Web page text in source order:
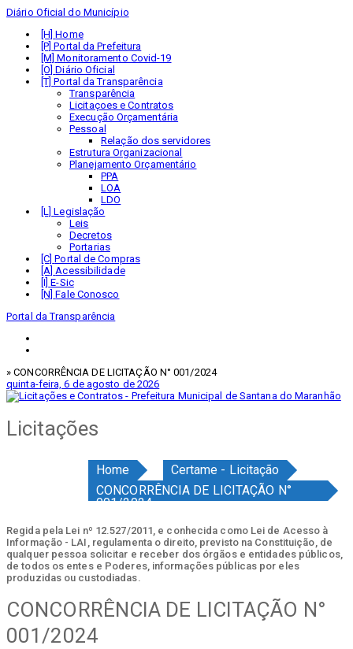
Diário Oficial do Município
Home
Portal da Prefeitura
Monitoramento Covid-19
Diário Oficial
Portal da Transparência
Transparência
Licitaçoes e Contratos
Execução Orçamentária
Pessoal
Relação dos servidores
Estrutura Organizacional
Planejamento Orçamentário
PPA
LOA
LDO
Legislação
Leis
Decretos
Portarias
Portal de Compras
Acessibilidade
E-Sic
Fale Conosco
Portal da Transparência
» CONCORRÊNCIA DE LICITAÇÃO N° 001/2024
quinta-feira, 6 de agosto de 2026
Licitações
Home
Certame - Licitação
CONCORRÊNCIA DE LICITAÇÃO N°
001/2024
Regida pela Lei nº 12.527/2011, e conhecida como Lei de Acesso à
Informação - LAI, regulamenta o direito, previsto na Constituição, de
qualquer pessoa solicitar e receber dos órgãos e entidades públicos,
de todos os entes e Poderes, informações públicas por eles
produzidas ou custodiadas.
CONCORRÊNCIA DE LICITAÇÃO N°
001/2024